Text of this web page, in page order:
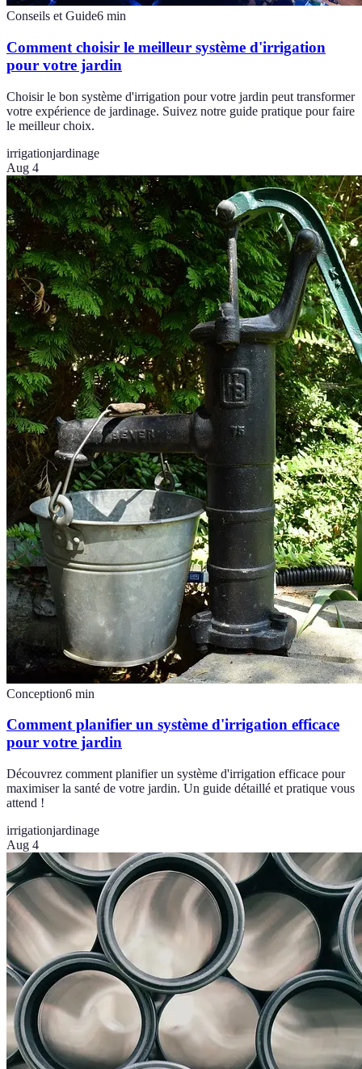
Conseils et Guide6 min
Comment choisir le meilleur système d'irrigation
pour votre jardin
Choisir le bon système d'irrigation pour votre jardin peut transformer
votre expérience de jardinage. Suivez notre guide pratique pour faire
le meilleur choix.
irrigationjardinage
Aug 4
Conception6 min
Comment planifier un système d'irrigation efficace
pour votre jardin
Découvrez comment planifier un système d'irrigation efficace pour
maximiser la santé de votre jardin. Un guide détaillé et pratique vous
attend !
irrigationjardinage
Aug 4